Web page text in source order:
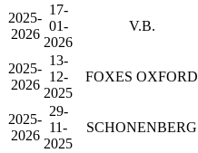
2025-
2026
17-
01-
2026
V.B.
2025-
2026
13-
12-
2025
FOXES OXFORD
2025-
2026
29-
11-
2025
SCHONENBERG